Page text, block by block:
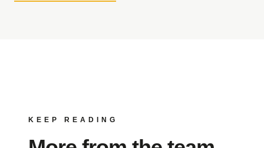
KEEP READING